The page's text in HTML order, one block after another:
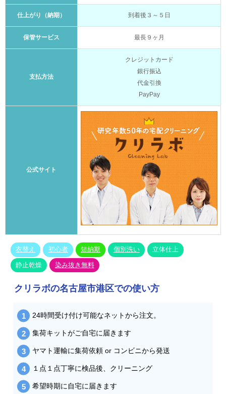
仕上がり（納期） 到着後３～５日
保管サービス 最長９ヶ月
支払方法
クレジットカード
銀行振込
代金引換
PayPay
公式サイト
衣替え 初心者 短納期 個別洗い 立体仕上
静止乾燥 染み抜き無料
クリラボの名古屋市港区での使い方
24時間受け付け可能なネットから注文。
集荷キットがご自宅に届きます
ヤマト運輸に集荷依頼 or コンビニから発送
１点１点丁寧に検品後、クリーニング
希望時期に自宅に届きます